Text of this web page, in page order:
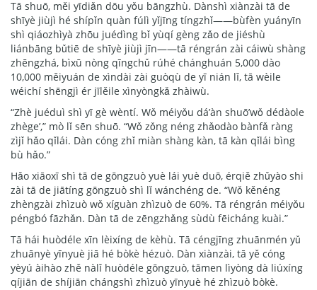
Tā shuō, měi yīdiǎn dōu yǒu bāngzhù. Dànshì xiànzài tā de
shīyè jiùjì hé shípǐn quàn fúlì yǐjīng tíngzhǐ——bùfèn yuányīn
shì qiáozhìyà zhōu juédìng bǐ yùqí gèng zǎo de jiéshù
liánbāng bǔtiē de shīyè jiùjì jīn——tā réngrán zài cáiwù shàng
zhēngzhá, bìxū nòng qīngchǔ rúhé chánghuán 5,000 dào
10,000 měiyuán de xìndài zài guòqù de yī nián lǐ, tā wèile
wéichí shēngjì ér jīlěile xìnyòngkǎ zhàiwù.
“Zhè juéduì shì yī gè wèntí. Wǒ méiyǒu dá’àn shuō’wǒ dédàole
zhège’,” mò lǐ sēn shuō. “Wǒ zǒng néng zhǎodào bànfǎ ràng
zìjǐ hǎo qǐlái. Dàn cóng zhǐ miàn shàng kàn, tā kàn qǐlái bìng
bù hǎo.”
Hǎo xiāoxī shì tā de gōngzuò yuè lái yuè duō, érqiě zhǔyào shi
zài tā de jiātíng gōngzuò shì lǐ wánchéng de. “Wǒ kěnéng
zhèngzài zhìzuò wǒ xíguàn zhìzuò de 60%. Tā réngrán méiyǒu
péngbó fāzhǎn. Dàn tā de zēngzhǎng sùdù fēicháng kuài.”
Tā hái huòdéle xīn lèixíng de kèhù. Tā céngjīng zhuānmén yǔ
zhuānyè yīnyuè jiā hé bòkè hézuò. Dàn xiànzài, tā yě cóng
yèyú àihào zhě nàlǐ huòdéle gōngzuò, tāmen lìyòng dà liúxíng
qíjiān de shíjiān chángshì zhìzuò yīnyuè hé zhìzuò bòkè.